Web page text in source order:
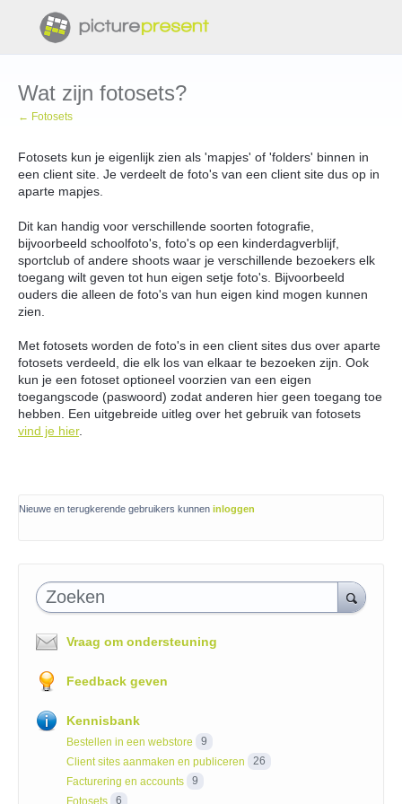
Wat zijn fotosets?
← Fotosets
Fotosets kun je eigenlijk zien als 'mapjes' of 'folders' binnen in
een client site. Je verdeelt de foto's van een client site dus op in
aparte mapjes.
Dit kan handig voor verschillende soorten fotografie,
bijvoorbeeld schoolfoto's, foto's op een kinderdagverblijf,
sportclub of andere shoots waar je verschillende bezoekers elk
toegang wilt geven tot hun eigen setje foto's. Bijvoorbeeld
ouders die alleen de foto's van hun eigen kind mogen kunnen
zien.
Met fotosets worden de foto's in een client sites dus over aparte
fotosets verdeeld, die elk los van elkaar te bezoeken zijn. Ook
kun je een fotoset optioneel voorzien van een eigen
toegangscode (paswoord) zodat anderen hier geen toegang toe
hebben. Een uitgebreide uitleg over het gebruik van fotosets
vind je hier.
Nieuwe en terugkerende gebruikers kunnen inloggen
Zoeken
Vraag om ondersteuning
Feedback geven
Kennisbank
Bestellen in een webstore
9
Client sites aanmaken en publiceren
26
Facturering en accounts
9
Fotosets
6